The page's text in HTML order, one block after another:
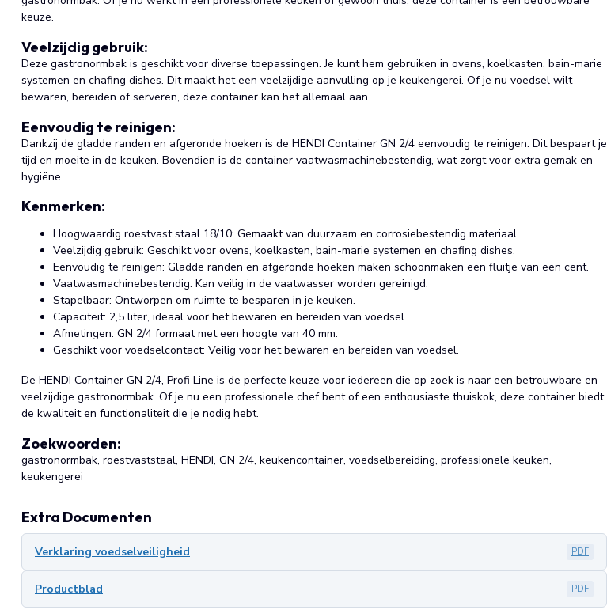
keuze.
Veelzijdig gebruik:
Deze gastronormbak is geschikt voor diverse toepassingen. Je kunt hem gebruiken in ovens, koelkasten, bain-marie
systemen en chafing dishes. Dit maakt het een veelzijdige aanvulling op je keukengerei. Of je nu voedsel wilt
bewaren, bereiden of serveren, deze container kan het allemaal aan.
Eenvoudig te reinigen:
Dankzij de gladde randen en afgeronde hoeken is de HENDI Container GN 2/4 eenvoudig te reinigen. Dit bespaart je
tijd en moeite in de keuken. Bovendien is de container vaatwasmachinebestendig, wat zorgt voor extra gemak en
hygiëne.
Kenmerken:
Hoogwaardig roestvast staal 18/10: Gemaakt van duurzaam en corrosiebestendig materiaal.
Veelzijdig gebruik: Geschikt voor ovens, koelkasten, bain-marie systemen en chafing dishes.
Eenvoudig te reinigen: Gladde randen en afgeronde hoeken maken schoonmaken een fluitje van een cent.
Vaatwasmachinebestendig: Kan veilig in de vaatwasser worden gereinigd.
Stapelbaar: Ontworpen om ruimte te besparen in je keuken.
Capaciteit: 2,5 liter, ideaal voor het bewaren en bereiden van voedsel.
Afmetingen: GN 2/4 formaat met een hoogte van 40 mm.
Geschikt voor voedselcontact: Veilig voor het bewaren en bereiden van voedsel.
De HENDI Container GN 2/4, Profi Line is de perfecte keuze voor iedereen die op zoek is naar een betrouwbare en
veelzijdige gastronormbak. Of je nu een professionele chef bent of een enthousiaste thuiskok, deze container biedt
de kwaliteit en functionaliteit die je nodig hebt.
Zoekwoorden:
gastronormbak, roestvaststaal, HENDI, GN 2/4, keukencontainer, voedselbereiding, professionele keuken,
keukengerei
Extra Documenten
Verklaring voedselveiligheid PDF
Productblad PDF